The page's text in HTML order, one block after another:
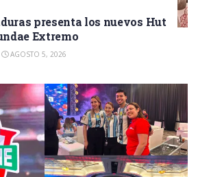
presenta los nuevos Hut
Extremo
AGOSTO 5, 2026